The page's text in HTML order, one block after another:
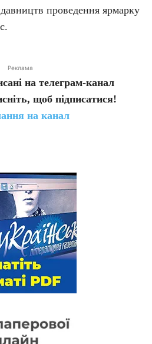
проведення ярмарку
Реклама
на телеграм-канал
щоб підписатися!
на канал